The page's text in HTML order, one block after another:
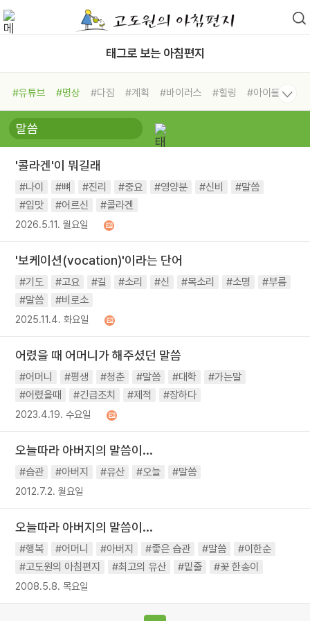
태그로 보는 아침편지
#유튜브 #명상 #다짐 #계획 #바이러스 #힐링
#아이들
#비전캠프
#독서캠프 #삶
#희망
#나눔 #친구 #링컨학교
#독서
#건강 #면역력
'콜라겐'이 뭐길래
#나이 #뼈 #진리 #중요 #영양분 #신비
#말씀
#입맛
#어르신 #콜라겐
2026.5.11. 월요일
'보케이션(vocation)'이라는 단어
#기도 #고요 #길 #소리 #신 #목소리 #소명
#부름
#말씀
#비로소
2025.11.4. 화요일
어렸을 때 어머니가 해주셨던 말씀
#어머니 #평생 #청춘 #말씀 #대학
#가는말
#어렸을때
#긴급조치 #제적 #장하다
2023.4.19. 수요일
오늘따라 아버지의 말씀이...
#습관 #아버지 #유산 #오늘 #말씀
2012.7.2. 월요일
오늘따라 아버지의 말씀이...
#행복 #어머니 #아버지 #좋은 습관 #말씀
#이한순
#고도원의 아침편지
#최고의 유산 #밑줄 #꽃 한송이
2008.5.8. 목요일